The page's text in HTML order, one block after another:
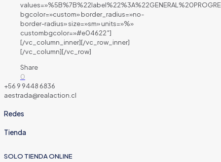
bgcolor=»custom» border_radius=»no-
border-radius» size=»sm» units=»%»
custombgcolor=»#e04622″]
[/vc_column_inner][/vc_row_inner]
[/vc_column][/vc_row]
Share
0
+56 9 9448 6836
aestrada@realaction.cl
Redes
Tienda
SOLO TIENDA ONLINE